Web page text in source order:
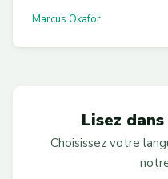
votre contrôle financier
Marcus Okafor
Lisez
Choisissez votre